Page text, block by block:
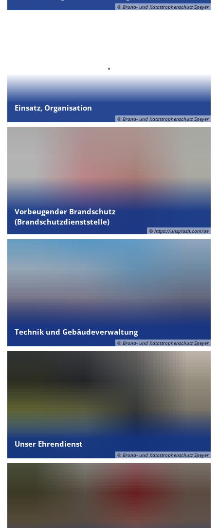
© Brand- und Katastrophenschutz Speyer
© Brand- und Katastrophenschutz Speyer
Einsatz, Organisation
© https://unsplash.com/de
Vorbeugender Brandschutz
(Brandschutzdienststelle)
© Brand- und Katastrophenschutz Speyer
Technik und Gebäudeverwaltung
© Brand- und Katastrophenschutz Speyer
Unser Ehrendienst